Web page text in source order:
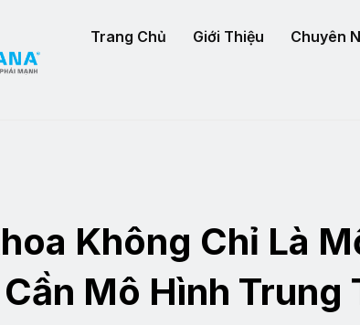
Trang Chủ Giới Thiệu Chuyên
Không Chỉ Là
Mô Hình Trung